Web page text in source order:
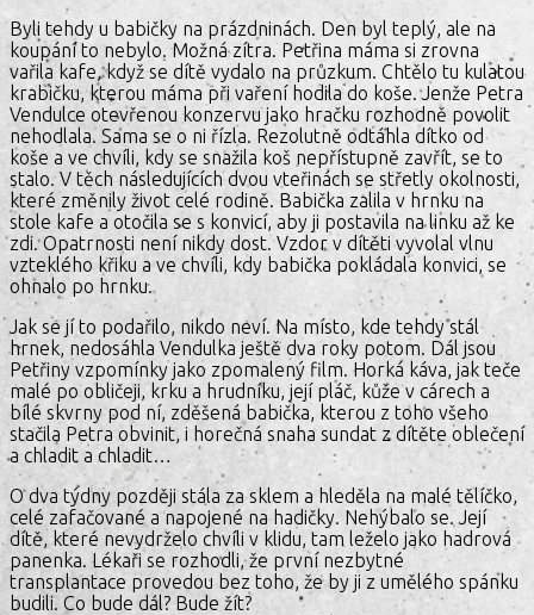
Byli tehdy u babičky na prázdninách. Den byl teplý, ale na
koupání to nebylo. Možná zítra. Petřina máma si zrovna
vařila kafe, když se dítě vydalo na průzkum. Chtělo tu kulatou
krabičku, kterou máma při vaření hodila do koše. Jenže Petra
Vendulce otevřenou konzervu jako hračku rozhodně povolit
nehodlala. Sama se o ni řízla. Rezolutně odtáhla dítko od
koše a ve chvíli, kdy se snažila koš nepřístupně zavřít, se to
stalo. V těch následujících dvou vteřinách se střetly okolnosti,
které změnily život celé rodině. Babička zalila v hrnku na
stole kafe a otočila se s konvicí, aby ji postavila na linku až ke
zdi. Opatrnosti není nikdy dost. Vzdor v dítěti vyvolal vlnu
vzteklého křiku a ve chvíli, kdy babička pokládala konvici, se
ohnalo po hrnku.
Jak se jí to podařilo, nikdo neví. Na místo, kde tehdy stál
hrnek, nedosáhla Vendulka ještě dva roky potom. Dál jsou
Petřiny vzpomínky jako zpomalený film. Horká káva, jak teče
malé po obličeji, krku a hrudníku, její pláč, kůže v cárech a
bílé skvrny pod ní, zděšená babička, kterou z toho všeho
stačila Petra obvinit, i horečná snaha sundat z dítěte oblečení
a chladit a chladit…
O dva týdny později stála za sklem a hleděla na malé tělíčko,
celé zafačované a napojené na hadičky. Nehýbalo se. Její
dítě, které nevydrželo chvíli v klidu, tam leželo jako hadrová
panenka. Lékaři se rozhodli, že první nezbytné
transplantace provedou bez toho, že by ji z umělého spánku
budili. Co bude dál? Bude žít?